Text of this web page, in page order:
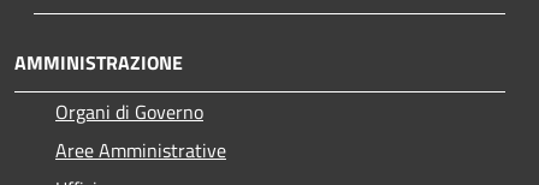
AMMINISTRAZIONE
Organi di Governo
Aree Amministrative